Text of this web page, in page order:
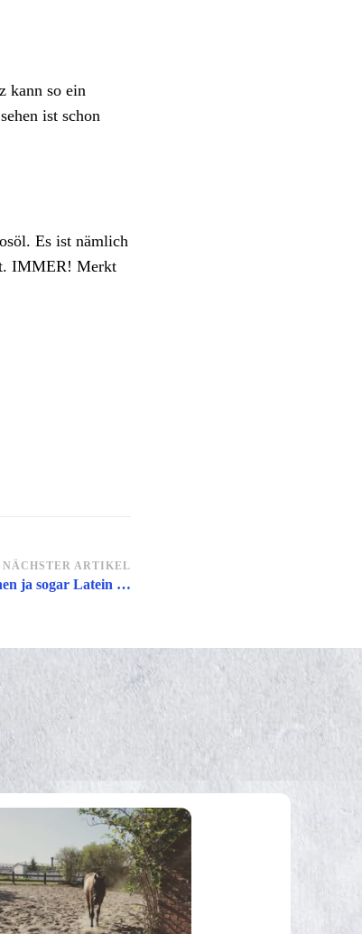
kann so ein
ist schon
Es ist nämlich
IMMER! Merkt
NÄCHSTER ARTIKEL
ja sogar Latein …